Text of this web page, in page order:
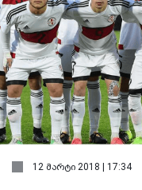
12 მარტი 2018 | 17:34